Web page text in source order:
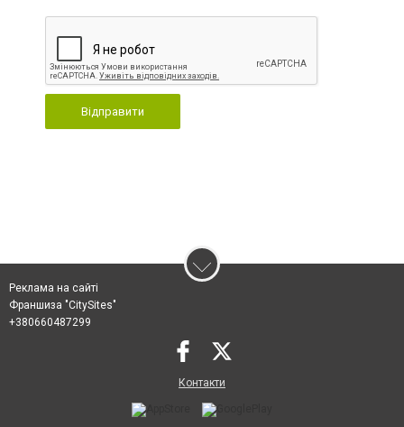
Відправити
Реклама на сайті
Франшиза "CitySites"
+380660487299
Контакти